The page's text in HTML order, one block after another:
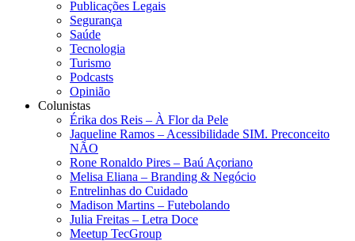
Publicações Legais
Segurança
Saúde
Tecnologia
Turismo
Podcasts
Opinião
Colunistas
Érika dos Reis​ – À Flor da Pele
Jaqueline Ramos – Acessibilidade SIM. Preconceito
NÃO
Rone Ronaldo Pires – Baú Açoriano
Melisa Eliana – Branding & Negócio
Entrelinhas do Cuidado
Madison Martins – Futebolando
Julia Freitas​ – Letra Doce
Meetup TecGroup